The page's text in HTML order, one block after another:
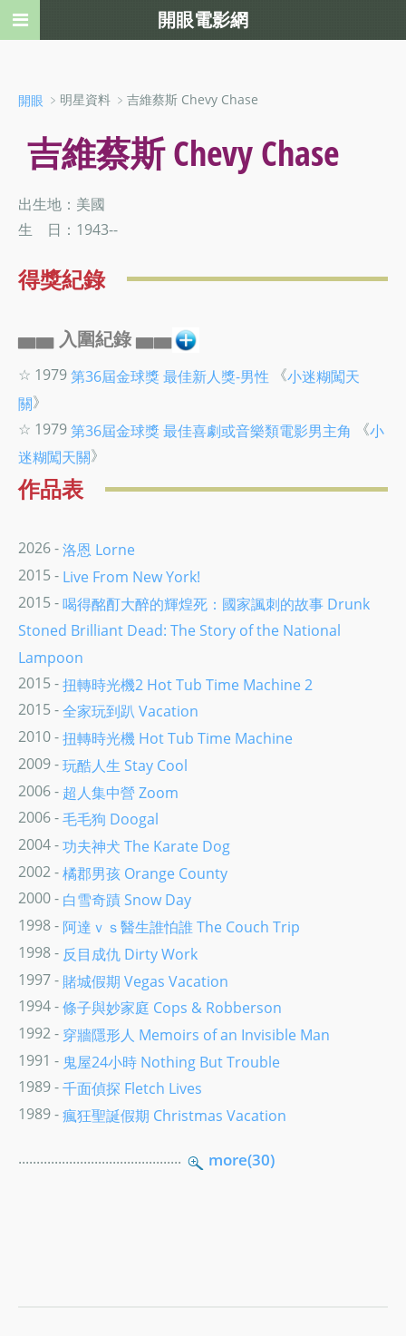
開眼 ﹥明星資料 ﹥吉維蔡斯 Chevy Chase
吉維蔡斯 Chevy Chase
出生地：美國
生 日：1943--
得獎紀錄
▅▅ 入圍紀錄 ▅▅
☆ 1979第36屆金球獎最佳新人獎-男性 《小迷糊闖天
關》
☆ 1979第36屆金球獎最佳喜劇或音樂類電影男主角 《小
迷糊闖天關》
作品表
2026 -洛恩 Lorne
2015 - Live From New York!
2015 -喝得酩酊大醉的輝煌死：國家諷刺的故事 Drunk
Stoned Brilliant Dead: The Story of the National
Lampoon
2015 -扭轉時光機2 Hot Tub Time Machine 2
2015 -全家玩到趴 Vacation
2010 -扭轉時光機 Hot Tub Time Machine
2009 -玩酷人生 Stay Cool
2006 - 超人集中營 Zoom
2006 -毛毛狗 Doogal
2004 -功夫神犬 The Karate Dog
2002 -橘郡男孩 Orange County
2000 - 白雪奇蹟 Snow Day
1998 - 阿達ｖｓ醫生誰怕誰 The Couch Trip
1998 - 反目成仇 Dirty Work
1997 - 賭城假期 Vegas Vacation
1994 -條子與妙家庭 Cops & Robberson
1992 - 穿牆隱形人 Memoirs of an Invisible Man
1991 - 鬼屋24小時 Nothing But Trouble
1989 -千面偵探 Fletch Lives
1989 -瘋狂聖誕假期 Christmas Vacation
............................................. more(30)
開眼電影網